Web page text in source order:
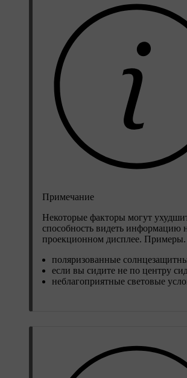
Примечание
Некоторые факторы могут
способность видеть информацию
проекционном дисплее. Примеры.
поляризованные
если вы сидите не по центру
неблагоприятные световые